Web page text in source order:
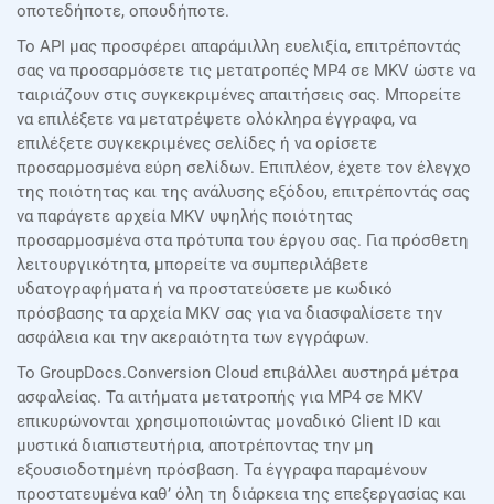
οποτεδήποτε, οπουδήποτε.
Το API μας προσφέρει απαράμιλλη ευελιξία, επιτρέποντάς
σας να προσαρμόσετε τις μετατροπές MP4 σε MKV ώστε να
ταιριάζουν στις συγκεκριμένες απαιτήσεις σας. Μπορείτε
να επιλέξετε να μετατρέψετε ολόκληρα έγγραφα, να
επιλέξετε συγκεκριμένες σελίδες ή να ορίσετε
προσαρμοσμένα εύρη σελίδων. Επιπλέον, έχετε τον έλεγχο
της ποιότητας και της ανάλυσης εξόδου, επιτρέποντάς σας
να παράγετε αρχεία MKV υψηλής ποιότητας
προσαρμοσμένα στα πρότυπα του έργου σας. Για πρόσθετη
λειτουργικότητα, μπορείτε να συμπεριλάβετε
υδατογραφήματα ή να προστατεύσετε με κωδικό
πρόσβασης τα αρχεία MKV σας για να διασφαλίσετε την
ασφάλεια και την ακεραιότητα των εγγράφων.
Το GroupDocs.Conversion Cloud επιβάλλει αυστηρά μέτρα
ασφαλείας. Τα αιτήματα μετατροπής για MP4 σε MKV
επικυρώνονται χρησιμοποιώντας μοναδικό Client ID και
μυστικά διαπιστευτήρια, αποτρέποντας την μη
εξουσιοδοτημένη πρόσβαση. Τα έγγραφα παραμένουν
προστατευμένα καθ’ όλη τη διάρκεια της επεξεργασίας και